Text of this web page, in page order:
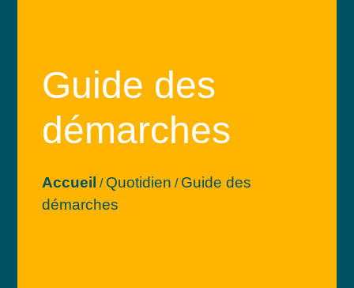
Guide des
démarches
Accueil / Quotidien / Guide des
démarches